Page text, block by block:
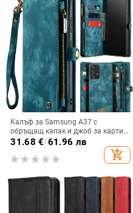
Калъф за Samsung A37 с
обръщащ капак и джоб за карти,
защита от падане, A16 джоб за
магнитно затваряне
31.68 €/61.96 лв
add_shopping_cart